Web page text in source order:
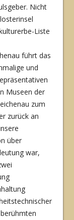
Nicht
Liste
führt das
und
Museen der
zum
zurück an
über
war,